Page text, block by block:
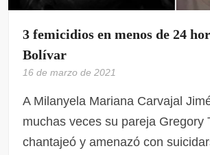
3 femicidios en menos de 24
Bolívar
16 de marzo de 2021
A Milanyela Mariana Carvajal
muchas veces su pareja Gregory
chantajeó y amenazó con